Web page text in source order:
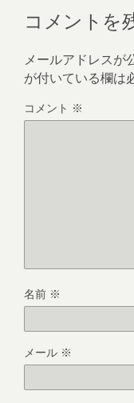
コメントを
メールアドレスが
が付いている欄は
コメント ※
名前 ※
メール ※